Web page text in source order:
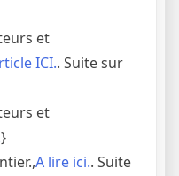
et
ICI.. Suite sur
et
}
A lire ici.. Suite